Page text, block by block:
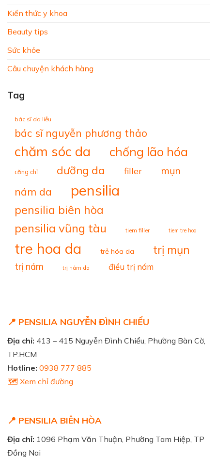
Kiến thức y khoa
Beauty tips
Sức khỏe
Câu chuyện khách hàng
Tag
bác sĩ da liễu
bác sĩ nguyễn phương thảo
chăm sóc da chống lão hóa
căng chỉ dưỡng da filler mụn
nám da pensilia
pensilia biên hòa
pensilia vũng tàu tiem filler tiem tre hoa
tre hoa da trẻ hóa da trị mụn
trị nám trị nám da điều trị nám
📍 PENSILIA NGUYỄN ĐÌNH CHIỂU
Địa chỉ: 413 – 415 Nguyễn Đình Chiểu, Phường Bàn Cờ,
TP.HCM
Hotline: 0938 777 885
🗺️ Xem chỉ đường
📍 PENSILIA BIÊN HÒA
Địa chỉ: 1096 Phạm Văn Thuận, Phường Tam Hiệp, TP
Đồng Nai